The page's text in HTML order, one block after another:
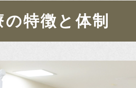
特徴と体制